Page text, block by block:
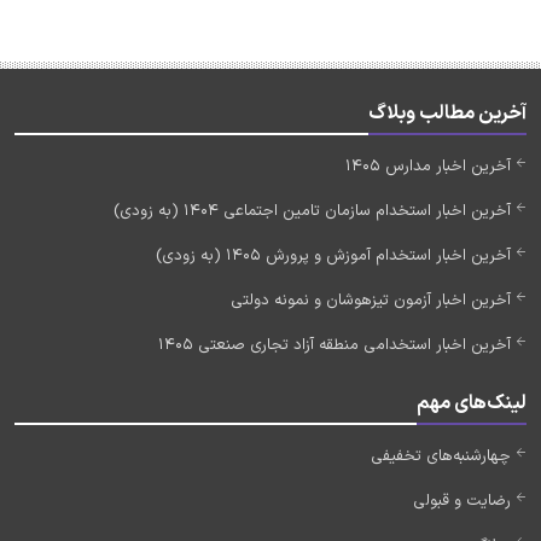
آخرین مطالب وبلاگ
آخرین اخبار مدارس 1405
آخرین اخبار استخدام سازمان تامین اجتماعی 1404 (به زودی)
آخرین اخبار استخدام آموزش و پرورش 1405 (به زودی)
آخرین اخبار آزمون تیزهوشان و نمونه دولتی
آخرین اخبار استخدامی منطقه آزاد تجاری صنعتی 1405
لینک‌های مهم
چهارشنبه‌های تخفیفی
رضایت و قبولی